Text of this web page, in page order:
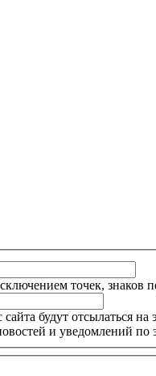
точек, знаков
будут отсылаться на
и уведомлений по